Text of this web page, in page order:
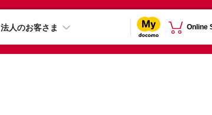
法人のお客さま Online